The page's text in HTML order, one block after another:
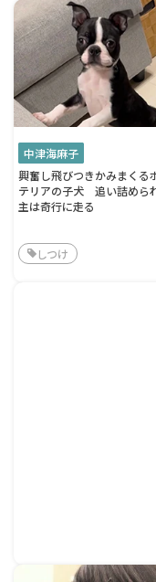
中津海麻子
興奮し飛びつきかみまくる
テリアの子犬 追い詰めら
主は奇行に走る
しつけ